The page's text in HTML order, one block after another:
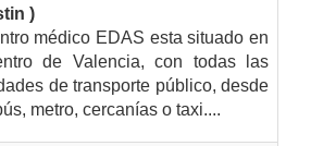
)
médico EDAS esta situado en
de Valencia, con todas las
de transporte público, desde
metro, cercanías o taxi....